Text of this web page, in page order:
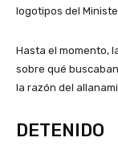
logotipos del
Hasta el momento,
sobre qué
la razón del
DETENIDO